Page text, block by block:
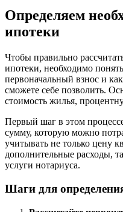
Определяем
ипотеки
Чтобы правильно
ипотеки, необходимо
первоначальный взнос и
сможете себе позволить.
стоимость жилья,
Первый шаг в этом
сумму, которую можно
учитывать не только цену
дополнительные расходы,
услуги нотариуса.
Шаги для